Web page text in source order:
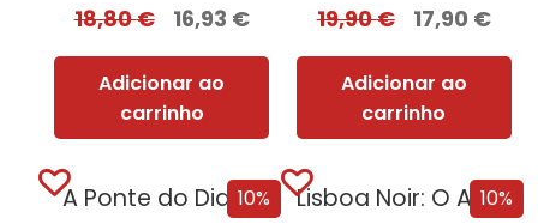
18,80€ 16,93 €
Adicionar ao
carrinho
19,90€ 17,90 €
Adicionar ao
carrinho
10%
A Ponte do Diabo 10%
Lisboa Noir: O Ano Negro de 1929...